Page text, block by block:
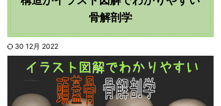
骨解剖学
30 12月 2022